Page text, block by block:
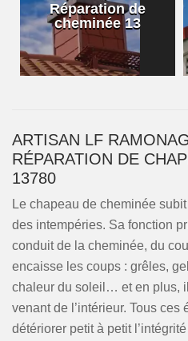
Réparation de
cheminée 13
ARTISAN LF
RÉPARATION DE
13780
Le chapeau de cheminée
des intempéries. Sa fonction
conduit de la cheminée, du
encaisse les coups : grêles,
chaleur du soleil… et en plus,
venant de l’intérieur. Tous ces
détériorer petit à petit